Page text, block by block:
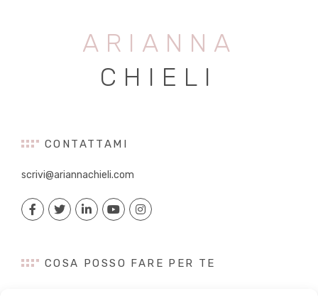
ARIANNA
CHIELI
CONTATTAMI
scrivi@ariannachieli.com
COSA POSSO FARE PER TE